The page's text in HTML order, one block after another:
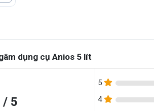
dụng cụ Anios 5 lít
/ 5
5
4